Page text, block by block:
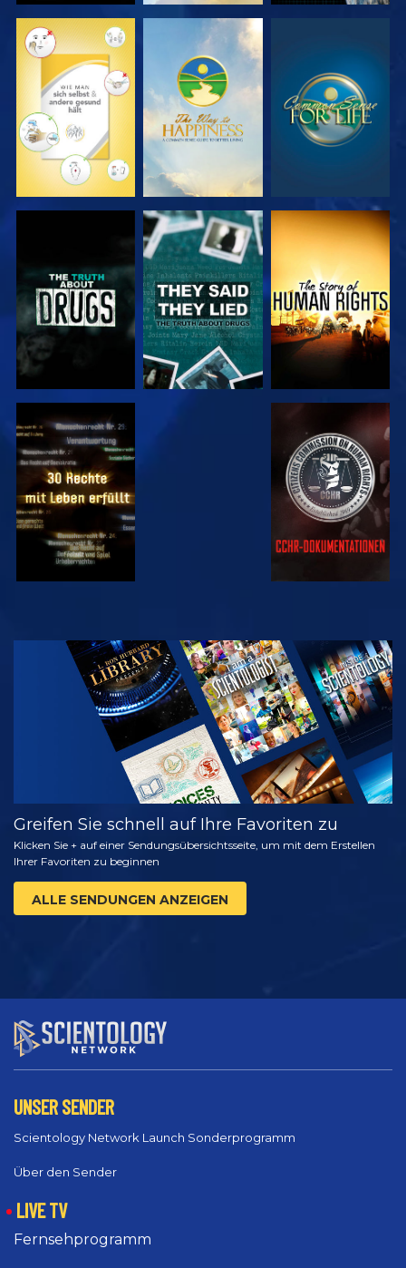
ANSEHEN ANSEHEN ANSEHEN
ANSEHEN ANSEHEN
ANSEHEN ANSEHEN
ANSEHEN
SERIE
ENTDECKEN
Greifen Sie schnell auf Ihre Favoriten zu
Klicken Sie + auf einer Sendungsübersichtsseite, um mit dem Erstellen
Ihrer Favoriten zu beginnen
ALLE SENDUNGEN ANZEIGEN
UNSER SENDER
Scientology Network Launch Sonderprogramm
Über den Sender
LIVE TV
Fernsehprogramm